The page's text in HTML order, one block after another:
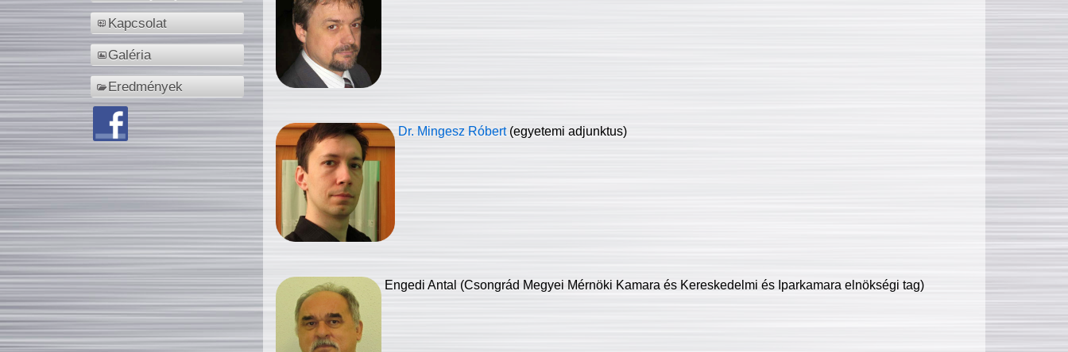
Kapcsolat
Galéria
Eredmények
Dr. Mingesz Róbert (egyetemi adjunktus)
Engedi Antal (Csongrád Megyei Mérnöki Kamara és Kereskedelmi és Iparkamara elnökségi tag)